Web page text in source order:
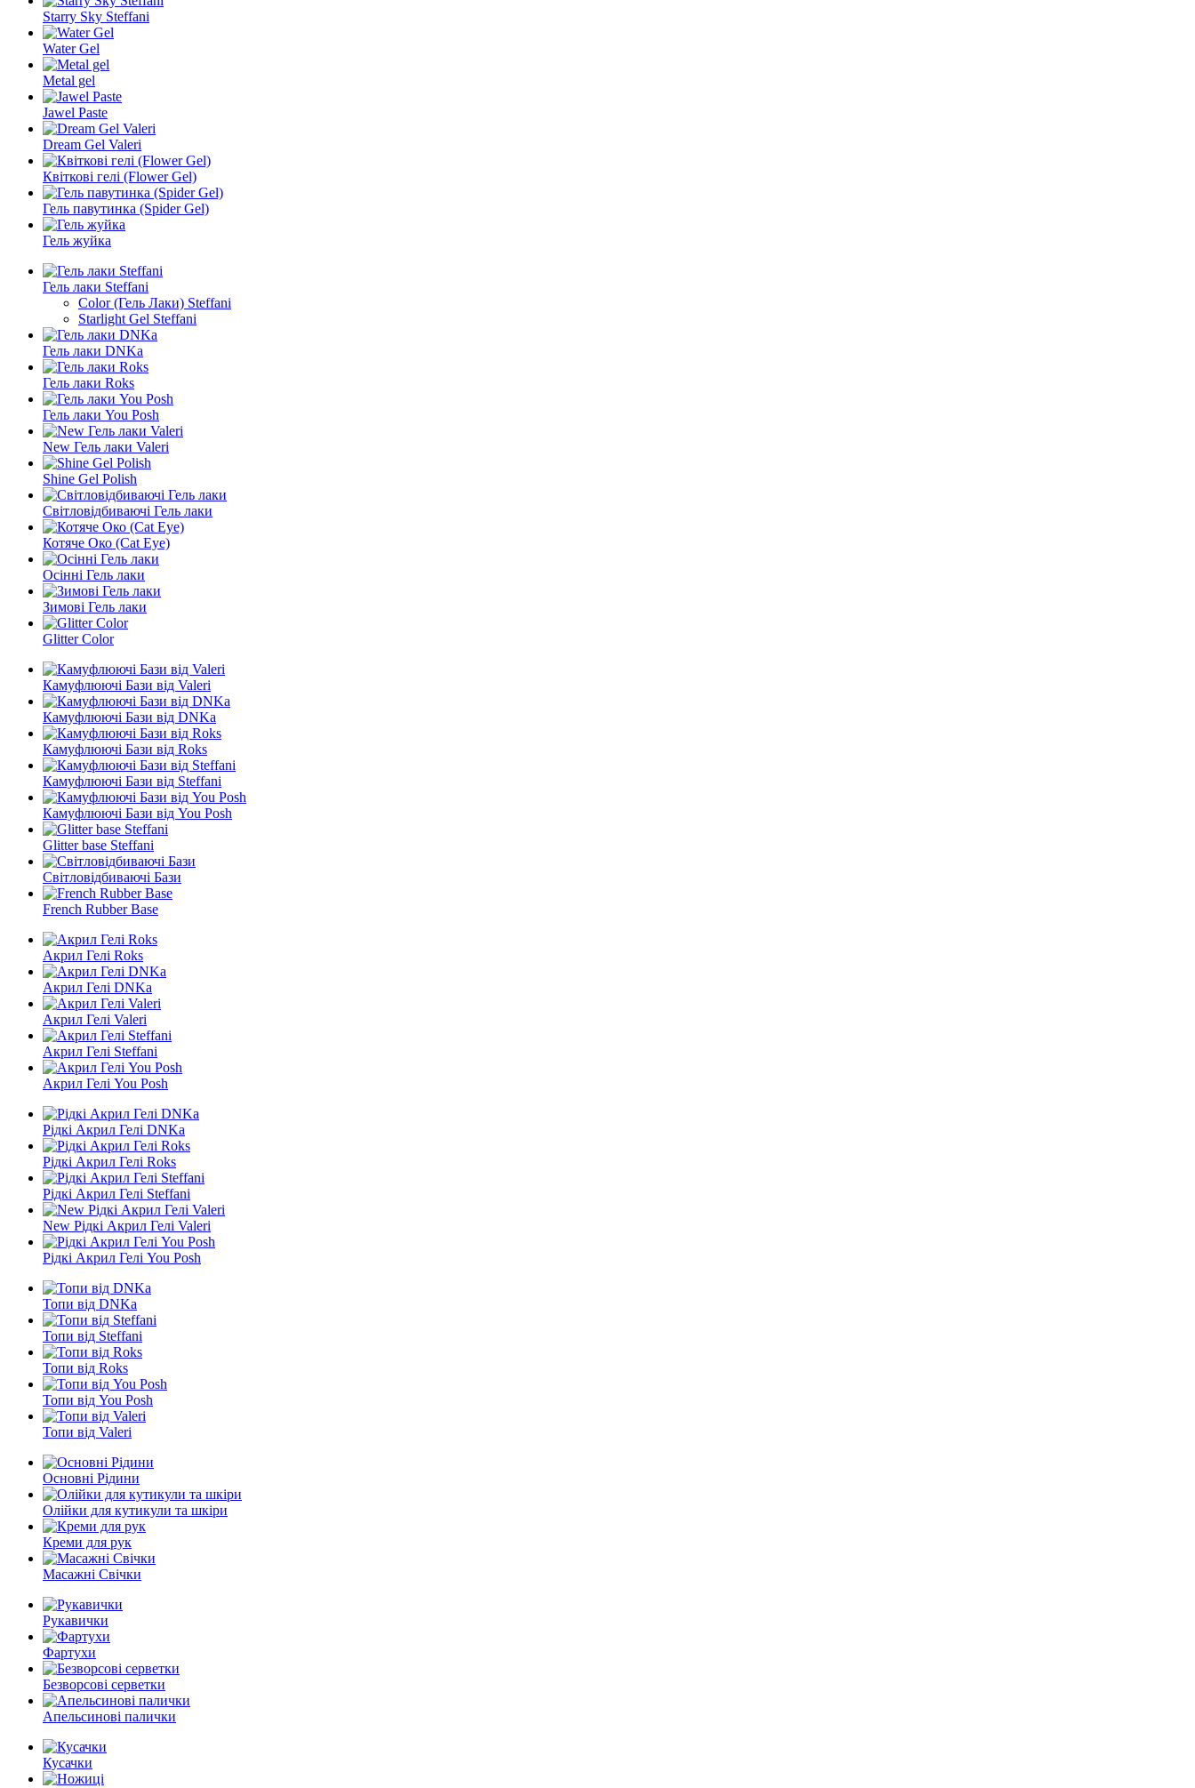
Starry Sky Steffani
Water Gel
Metal gel
Jawel Paste
Dream Gel Valeri
Квіткові гелі (Flower Gel)
Гель павутинка (Spider Gel)
Гель жуйка
Гель лаки Steffani
Color (Гель Лаки) Steffani
Starlight Gel Steffani
Гель лаки DNKa
Гель лаки Roks
Гель лаки You Posh
New Гель лаки Valeri
Shine Gel Polish
Світловідбиваючі Гель лаки
Котяче Око (Cat Eye)
Осінні Гель лаки
Зимові Гель лаки
Glitter Color
Камуфлюючі Бази від Valeri
Камуфлюючі Бази від DNKa
Камуфлюючі Бази від Roks
Камуфлюючі Бази від Steffani
Камуфлюючі Бази від You Posh
Glitter base Steffani
Світловідбиваючі Бази
French Rubber Base
Акрил Гелі Roks
Акрил Гелі DNKa
Акрил Гелі Valeri
Акрил Гелі Steffani
Акрил Гелі You Posh
Рідкі Акрил Гелі DNKa
Рідкі Акрил Гелі Roks
Рідкі Акрил Гелі Steffani
New Рідкі Акрил Гелі Valeri
Рідкі Акрил Гелі You Posh
Топи від DNKa
Топи від Steffani
Топи від Roks
Топи від You Posh
Топи від Valeri
Основні Рідини
Олійки для кутикули та шкіри
Креми для рук
Масажні Свічки
Рукавички
Фартухи
Безворсові серветки
Апельсинові палички
Кусачки